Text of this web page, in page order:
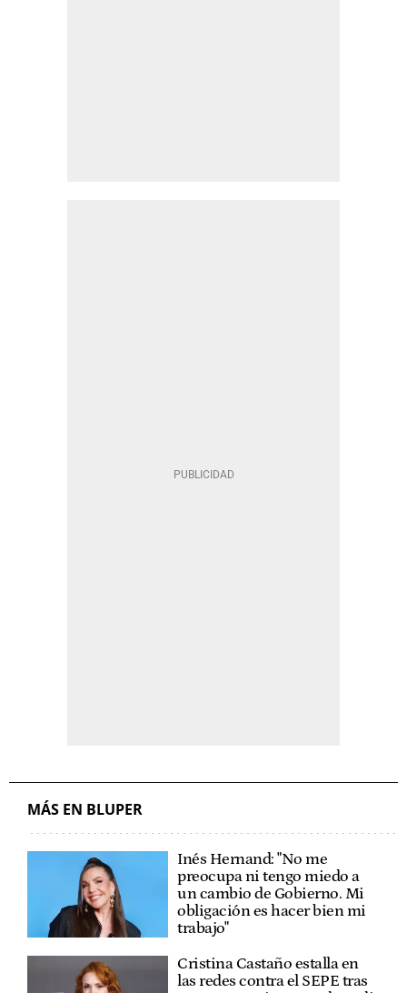
MÁS EN BLUPER
Inés Hernand: "No me
preocupa ni tengo miedo a
un cambio de Gobierno. Mi
obligación es hacer bien mi
trabajo"
Cristina Castaño estalla en
las redes contra el SEPE tras